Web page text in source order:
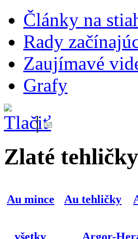
Články na
Rady
Zaujímavé
Grafy
|
Zlaté
Au mince Au tehličky
všetky Argor-